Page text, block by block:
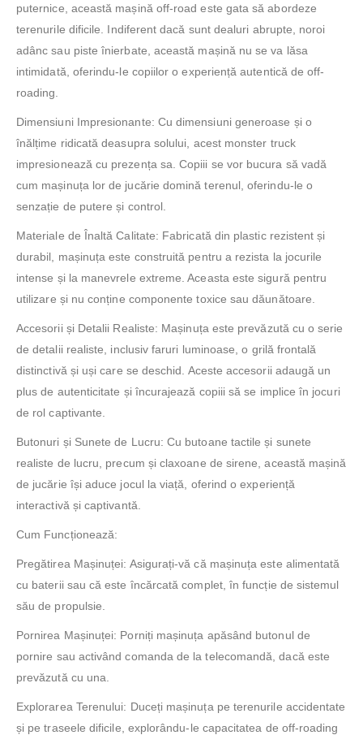
puternice, această mașină off-road este gata să abordeze
terenurile dificile. Indiferent dacă sunt dealuri abrupte, noroi
adânc sau piste înierbate, această mașină nu se va lăsa
intimidată, oferindu-le copiilor o experiență autentică de off-
roading.
Dimensiuni Impresionante: Cu dimensiuni generoase și o
înălțime ridicată deasupra solului, acest monster truck
impresionează cu prezența sa. Copiii se vor bucura să vadă
cum mașinuța lor de jucărie domină terenul, oferindu-le o
senzație de putere și control.
Materiale de Înaltă Calitate: Fabricată din plastic rezistent și
durabil, mașinuța este construită pentru a rezista la jocurile
intense și la manevrele extreme. Aceasta este sigură pentru
utilizare și nu conține componente toxice sau dăunătoare.
Accesorii și Detalii Realiste: Mașinuța este prevăzută cu o serie
de detalii realiste, inclusiv faruri luminoase, o grilă frontală
distinctivă și uși care se deschid. Aceste accesorii adaugă un
plus de autenticitate și încurajează copiii să se implice în jocuri
de rol captivante.
Butonuri și Sunete de Lucru: Cu butoane tactile și sunete
realiste de lucru, precum și claxoane de sirene, această mașină
de jucărie își aduce jocul la viață, oferind o experiență
interactivă și captivantă.
Cum Funcționează:
Pregătirea Mașinuței: Asigurați-vă că mașinuța este alimentată
cu baterii sau că este încărcată complet, în funcție de sistemul
său de propulsie.
Pornirea Mașinuței: Porniți mașinuța apăsând butonul de
pornire sau activând comanda de la telecomandă, dacă este
prevăzută cu una.
Explorarea Terenului: Duceți mașinuța pe terenurile accidentate
și pe traseele dificile, explorându-le capacitatea de off-roading